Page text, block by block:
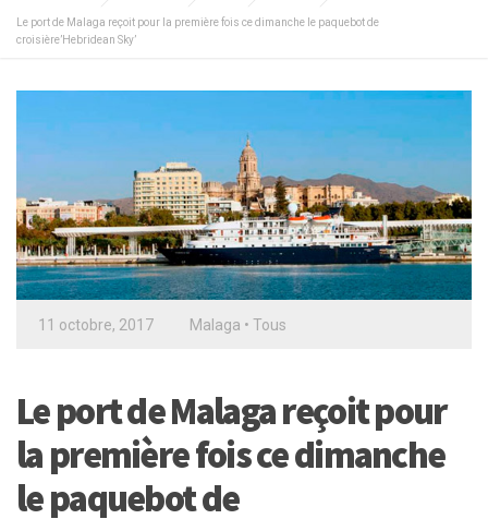
Le port de Malaga reçoit pour la première fois ce dimanche le paquebot de
croisière’Hebridean Sky’
11 octobre, 2017 Malaga • Tous
Le port de Malaga reçoit pour
la première fois ce dimanche
le paquebot de